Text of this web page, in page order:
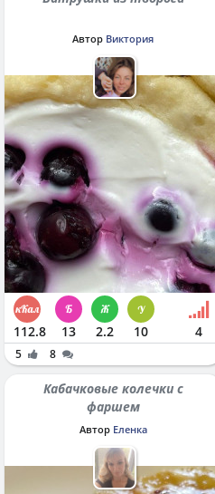
Автор Виктория
112.8 13 2.2 10 4
5 8
Кабачковые колечки с
фаршем
Автор Еленка